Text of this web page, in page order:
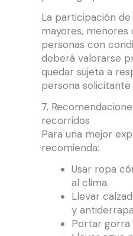
La participación
mayores, menores
personas con
deberá valorarse
quedar sujeta a
persona
7.
recorridos
Para una mejor
recomienda:
Usar ropa
al clima.
Llevar
y
Portar gorra